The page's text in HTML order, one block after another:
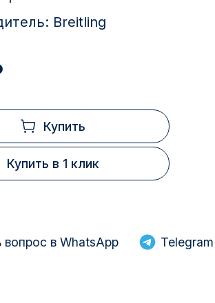
Breitling
Купить
Купить в 1 клик
вопрос в WhatsApp Telegram